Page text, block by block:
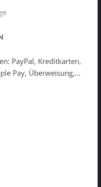
PayPal, Kreditkarten,
Pay, Überweisung,...